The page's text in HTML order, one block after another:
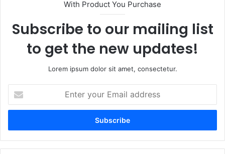
With Product You Purchase
Subscribe to our mailing list
to get the new updates!
Lorem ipsum dolor sit amet, consectetur.
your
Email